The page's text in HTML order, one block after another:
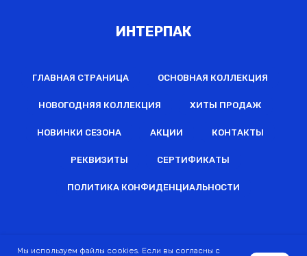
ИНТЕРПАК
ГЛАВНАЯ СТРАНИЦА ОСНОВНАЯ КОЛЛЕКЦИЯ
НОВОГОДНЯЯ КОЛЛЕКЦИЯ ХИТЫ ПРОДАЖ
НОВИНКИ СЕЗОНА АКЦИИ КОНТАКТЫ
РЕКВИЗИТЫ СЕРТИФИКАТЫ
ПОЛИТИКА КОНФИДЕНЦИАЛЬНОСТИ
Мы используем файлы cookies. Если вы согласны с